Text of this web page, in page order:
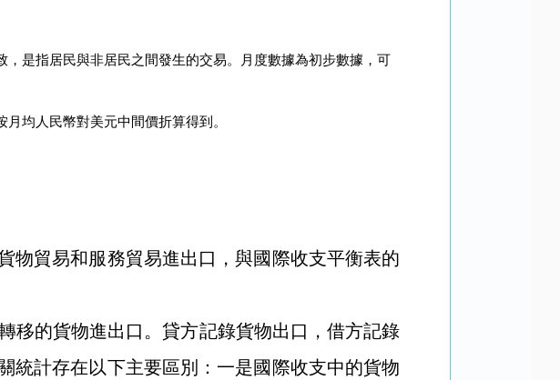
是指居民與非居民之間發生的交易。月度數據為初步數據，可
均人民幣對美元中間價折算得到。
物貿易和服務貿易進出口，與國際收支平衡表的
移的貨物進出口。貸方記錄貨物出口，借方記錄
統計存在以下主要區別：一是國際收支中的貨物